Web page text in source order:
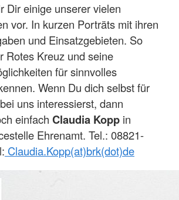
Dir einige unserer vielen
vor. In kurzen Porträts mit ihren
und Einsatzgebieten. So
Rotes Kreuz und seine
für sinnvolles
Wenn Du dich selbst für
uns interessierst, dann
einfach Claudia Kopp in
Ehrenamt. Tel.: 08821-
Claudia.Kopp(at)brk(dot)de